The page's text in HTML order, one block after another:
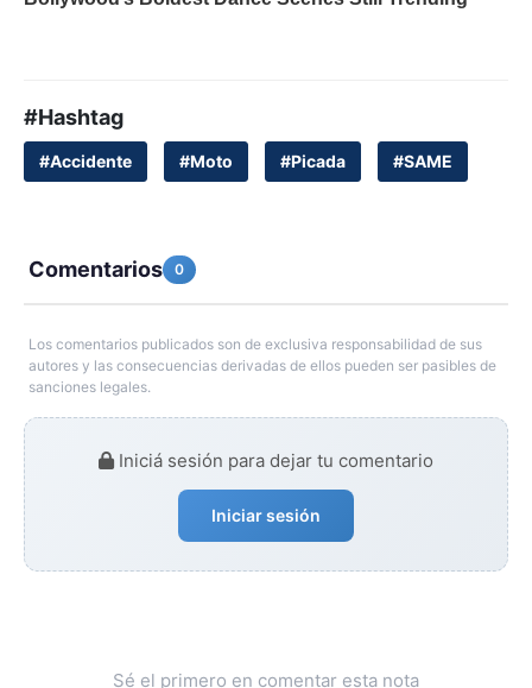
#Hashtag
#Accidente #Moto #Picada #SAME
Comentarios 0
Los comentarios publicados son de exclusiva responsabilidad de sus
autores y las consecuencias derivadas de ellos pueden ser pasibles de
sanciones legales.
Iniciá sesión para dejar tu comentario
Iniciar sesión
Sé el primero en comentar esta nota